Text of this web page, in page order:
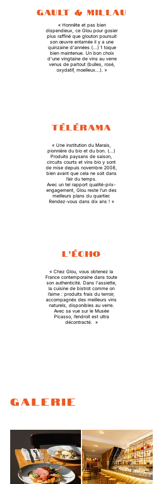
Gault & Millau
« Honnête et pas bien
dispendieux, ce Glou pour gosier
plus raffiné que glouton poursuit
son œuvre entamée il y a une
quinzaine d'années (...) 1 toque
bien maintenue. Un bon choix
d'une vingtaine de vins au verre
venus de partout (bulles, rosé,
oxydatif, moelleux...). »
TÉLÉRAMA
« Une institution du Marais,
pionnière du bio et du bon. (...)
Produits paysans de saison,
circuits courts et vins bio y sont
de mise depuis novembre 2008,
bien avant que cela ne soit dans
l’air du temps.
Avec un tel rapport qualité-prix-
engagement, Glou reste l’un des
meilleurs plans du quartier.
Rendez-vous dans dix ans ! »
L'ÉCHO
« Chez Glou, vous obtenez la
France contemporaine dans toute
son authenticité. Dans l'assiette,
la cuisine de bistrot comme on
l’aime : produits frais du terroir,
accompagnés des meilleurs vins
naturels, disponibles au verre.
Avec sa vue sur le Musée
Picasso, l’endroit est ultra
décontracté. »
GALERIE